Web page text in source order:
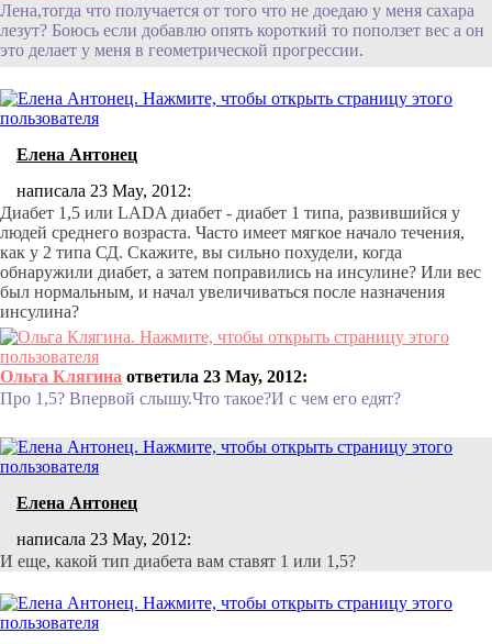
Лена,тогда что получается от того что не доедаю у меня сахара
лезут? Боюсь если добавлю опять короткий то поползет вес а он
это делает у меня в геометрической прогрессии.
Елена Антонец
написала 23 May, 2012:
Диабет 1,5 или LADA диабет - диабет 1 типа, развившийся у
людей среднего возраста. Часто имеет мягкое начало течения,
как у 2 типа СД. Скажите, вы сильно похудели, когда
обнаружили диабет, а затем поправились на инсулине? Или вес
был нормальным, и начал увеличиваться после назначения
инсулина?
Ольга Клягина ответила 23 May, 2012:
Про 1,5? Впервой слышу.Что такое?И с чем его едят?
Елена Антонец
написала 23 May, 2012:
И еще, какой тип диабета вам ставят 1 или 1,5?